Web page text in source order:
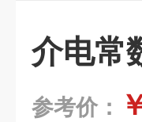
介电常
参考价：